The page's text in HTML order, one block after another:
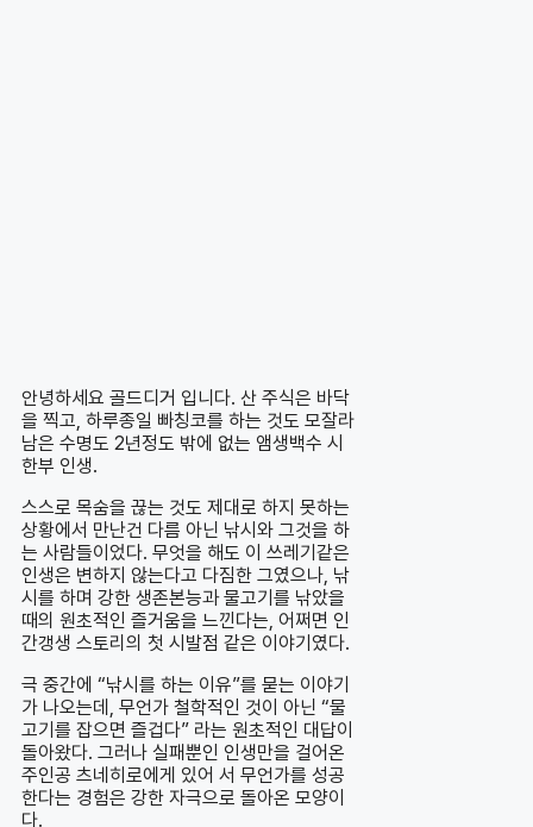
안녕하세요 골드디거 입니다. 산 주식은 바닥
을 찍고, 하루종일 빠칭코를 하는 것도 모잘라
남은 수명도 2년정도 밖에 없는 앰생백수 시
한부 인생.
스스로 목숨을 끊는 것도 제대로 하지 못하는
상황에서 만난건 다름 아닌 낚시와 그것을 하
는 사람들이었다. 무엇을 해도 이 쓰레기같은
인생은 변하지 않는다고 다짐한 그였으나, 낚
시를 하며 강한 생존본능과 물고기를 낚았을
때의 원초적인 즐거움을 느낀다는, 어쩌면 인
간갱생 스토리의 첫 시발점 같은 이야기였다.
극 중간에 “낚시를 하는 이유”를 묻는 이야기
가 나오는데, 무언가 철학적인 것이 아닌 “물
고기를 잡으면 즐겁다” 라는 원초적인 대답이
돌아왔다. 그러나 실패뿐인 인생만을 걸어온
주인공 츠네히로에게 있어 서 무언가를 성공
한다는 경험은 강한 자극으로 돌아온 모양이
다.